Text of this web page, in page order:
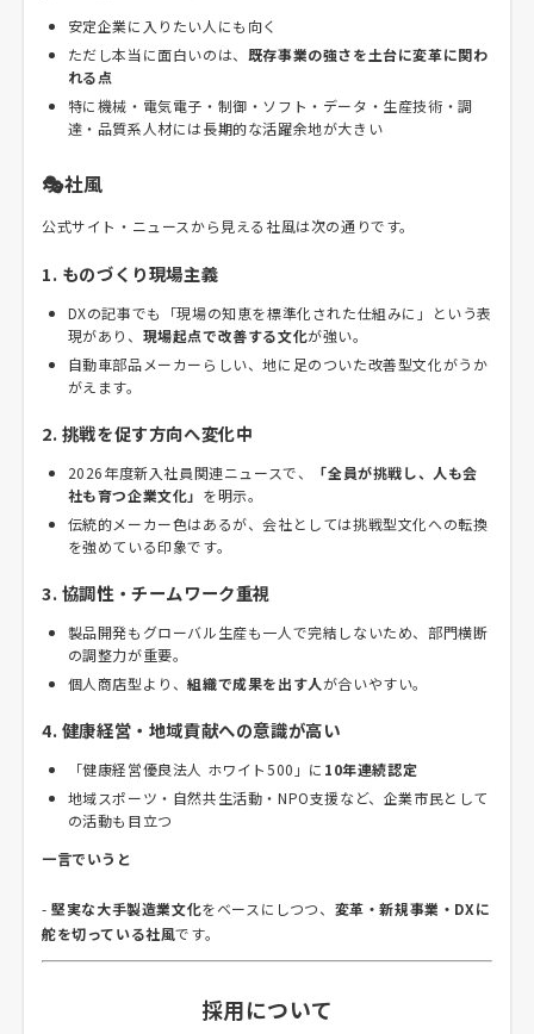
安定企業に入りたい人にも向く
ただし本当に面白いのは、 既存事業の強さを土台に変革に関わ
れる点
特に機械・電気電子・制御・ソフト・データ・生産技術・調
達・品質系人材には長期的な活躍余地が大きい
🎭社風
公式サイト・ニュースから見える社風は次の通りです。
1. ものづくり現場主義
DXの記事でも「現場の知恵を標準化された仕組みに」という表
現があり、 現場起点で改善する文化が強い。
自動車部品メーカーらしい、地に足のついた改善型文化がうか
がえます。
2. 挑戦を促す方向へ変化中
2026年度新入社員関連ニュースで、
「全員が挑戦し、人も会
社も育つ企業文化」 を明示。
伝統的メーカー色はあるが、会社としては挑戦型文化への転換
を強めている印象です。
3. 協調性・チームワーク重視
製品開発もグローバル生産も一人で完結しないため、部門横断
の調整力が重要。
個人商店型より、組織で成果を出す人が合いやすい。
4. 健康経営・地域貢献への意識が高い
「健康経営優良法人 ホワイト500」に 10年連続認定
地域スポーツ・自然共生活動・NPO支援など、企業市民として
の活動も目立つ
一言でいうと
-堅実な大手製造業文化をベースにしつつ、 変革・新規事業・DXに
舵を切っている社風です。
採用について